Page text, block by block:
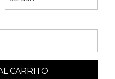
CARRITO